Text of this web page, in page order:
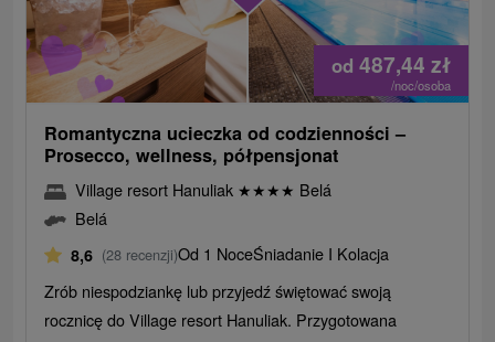
od 487,44 zł
/noc/osoba
Romantyczna ucieczka od codzienności –
Prosecco, wellness, półpensjonat
Village resort Hanuliak ★★★★ Belá
Belá
8,6 (28 recenzji)Od 1 NoceŚniadanie I Kolacja
Zrób niespodziankę lub przyjedź świętować swoją
rocznicę do Village resort Hanuliak. Przygotowana